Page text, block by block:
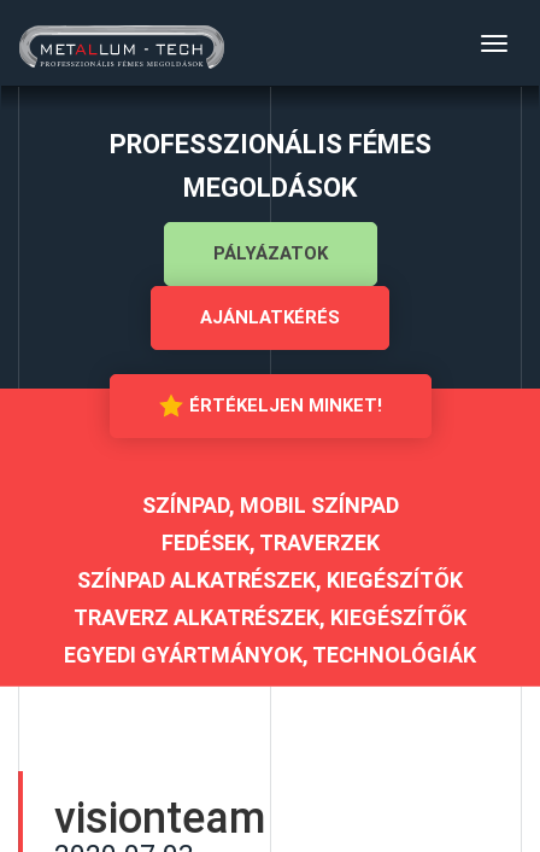
PROFESSZIONÁLIS FÉMES
MEGOLDÁSOK
PÁLYÁZATOK
AJÁNLATKÉRÉS
ÉRTÉKELJEN MINKET!
SZÍNPAD, MOBIL SZÍNPAD
FEDÉSEK, TRAVERZEK
SZÍNPAD ALKATRÉSZEK, KIEGÉSZÍTŐK
TRAVERZ ALKATRÉSZEK, KIEGÉSZÍTŐK
EGYEDI GYÁRTMÁNYOK, TECHNOLÓGIÁK
visionteam